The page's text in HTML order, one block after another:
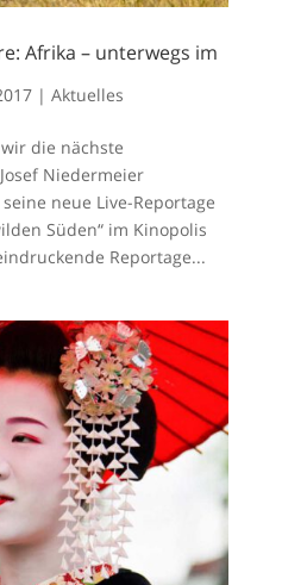
Afrika – unterwegs im
| Aktuelles
die nächste
Niedermeier
neue Live-Reportage
Süden“ im Kinopolis
Reportage...